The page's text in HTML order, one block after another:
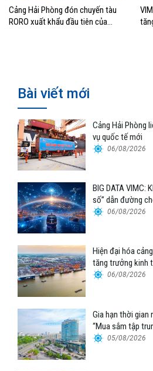
Cảng Hải Phòng đón chuyến tàu
RORO xuất khẩu đầu tiên của
Bài viết mới
Cảng Hải Phòng
vụ quốc tế mới
06/08/2026
BIG DATA VIMC:
số” dẫn đường
06/08/2026
Hiện đại hóa
tăng trưởng kinh
06/08/2026
Gia hạn thời gian
“Mua sắm tập
Tổng công ty
05/08/2026